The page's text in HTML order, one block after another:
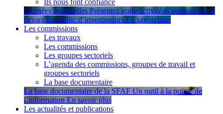
Ils nous font confiance
Journées sectorielles Présentez votre activité et votre stratégie
devant un public d’investisseurs En savoir plus
Les commissions
Les travaux
Les commissions
Les groupes sectoriels
L’agenda des commissions, groupes de travail et
groupes sectoriels
La base documentaire
La base documentaire de la SFAF Un outil à la pointe de
l’information En savoir plus
Les actualités et publications